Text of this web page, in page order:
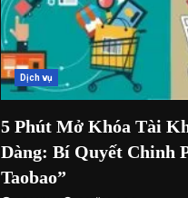
Dịch vụ
5 Phút Mở Khóa Tài
Dàng: Bí Quyết Chinh
Taobao”